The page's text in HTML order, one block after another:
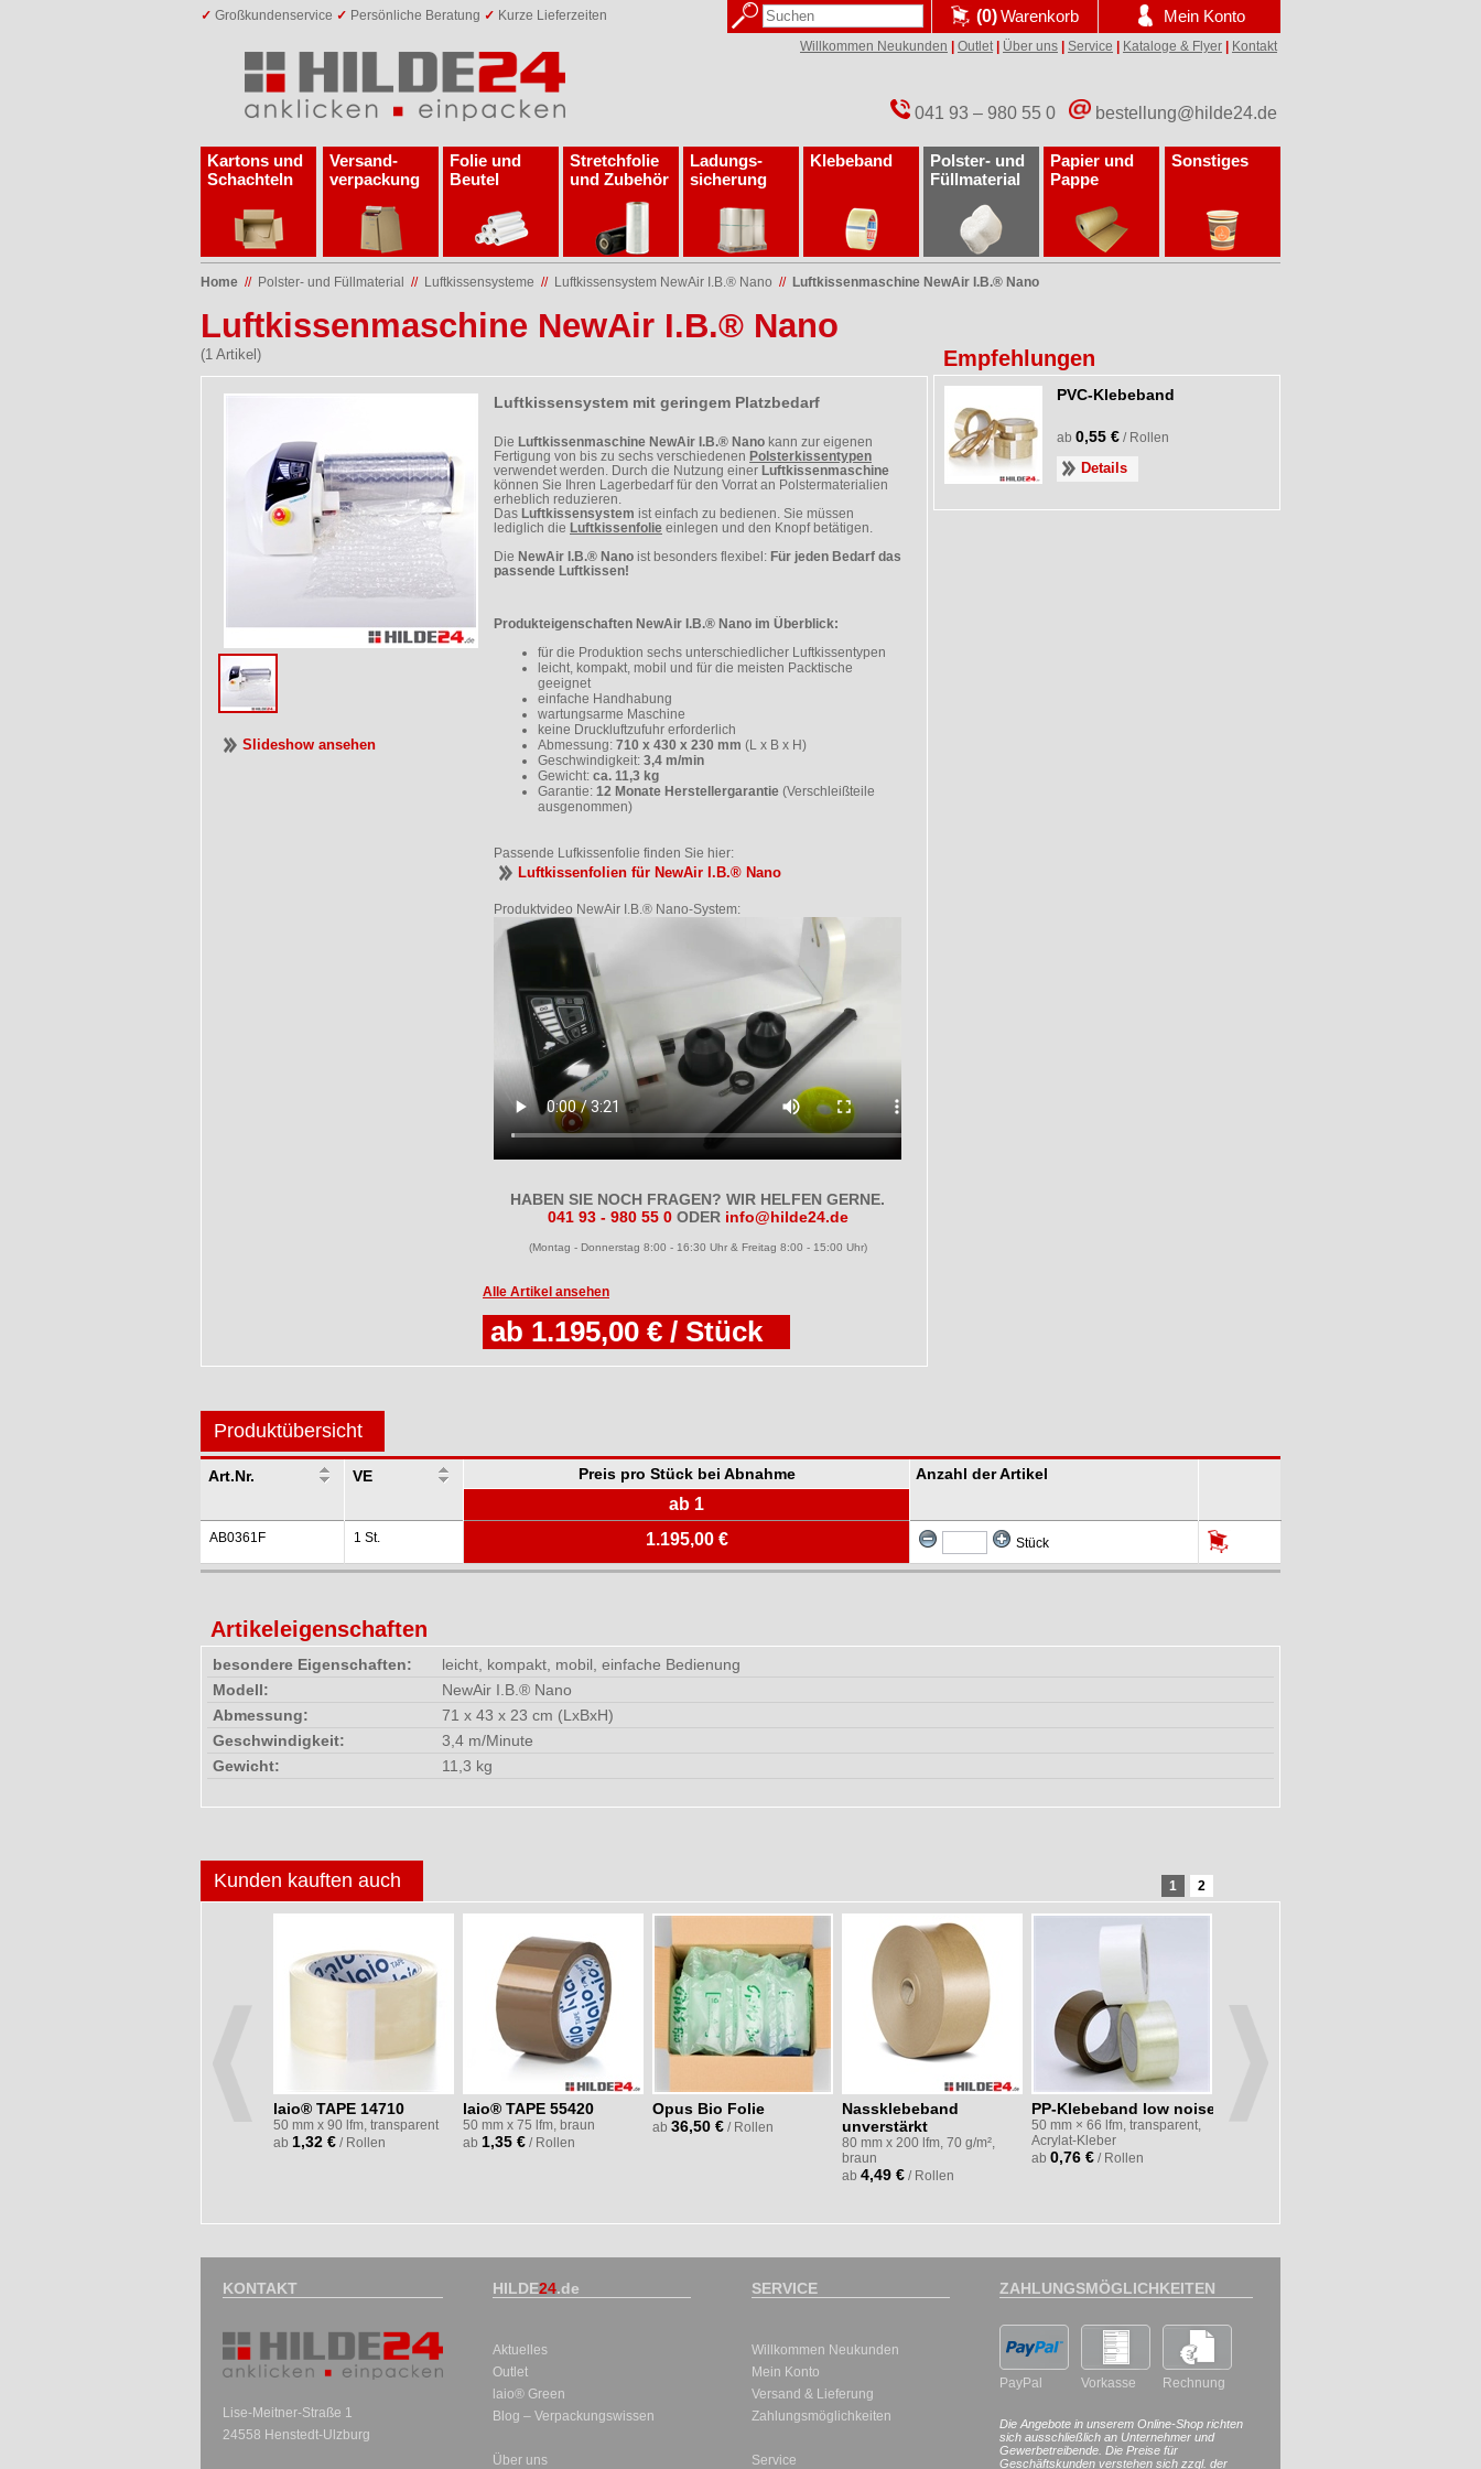
✓ Großkundenservice ✓ Persönliche Beratung ✓ Kurze Lieferzeiten
Willkommen Neukunden Outlet Über uns Service Kataloge & Flyer Kontakt
041 93 – 980 55 0 bestellung@hilde24.de
(0)Warenkorb Mein Konto
Kartons und
Schachteln
Versand­
verpackung
Folie und
Beutel
Stretchfolie
und Zubehör
Ladungs­
sicherung
Klebeband
Polster- und
Füllmaterial
Papier und
Pappe
Sonstiges
Home // Polster- und Füllmaterial // Luftkissensysteme // Luftkissensystem NewAir I.B.® Nano // Luftkissenmaschine NewAir I.B.® Nano
Luftkissenmaschine NewAir I.B.® Nano
(1 Artikel)
Slideshow ansehen
Luftkissensystem mit geringem Platzbedarf
Die Luftkissenmaschine NewAir I.B.® Nano kann zur eigenen
Fertigung von bis zu sechs verschiedenen Polsterkissentypen
verwendet werden. Durch die Nutzung einer Luftkissenmaschine
können Sie Ihren Lagerbedarf für den Vorrat an Polstermaterialien
erheblich reduzieren.
Das Luftkissensystem ist einfach zu bedienen. Sie müssen
lediglich die Luftkissenfolie einlegen und den Knopf betätigen.
Die NewAir I.B.® Nano ist besonders flexibel: Für jeden Bedarf das
passende Luftkissen!
Produkteigenschaften NewAir I.B.® Nano im Überblick:
für die Produktion sechs unterschiedlicher Luftkissentypen
leicht, kompakt, mobil und für die meisten Packtische
geeignet
einfache Handhabung
wartungsarme Maschine
keine Druckluftzufuhr erforderlich
Abmessung: 710 x 430 x 230 mm (L x B x H)
Geschwindigkeit: 3,4 m/min
Gewicht: ca. 11,3 kg
Garantie: 12 Monate Herstellergarantie (Verschleißteile
ausgenommen)
Passende Lufkissenfolie finden Sie hier:
Luftkissenfolien für NewAir I.B.® Nano
Produktvideo NewAir I.B.® Nano-System:
HABEN SIE NOCH FRAGEN? WIR HELFEN GERNE.
041 93 - 980 55 0 ODER info@hilde24.de
(Montag - Donnerstag 8:00 - 16:30 Uhr & Freitag 8:00 - 15:00 Uhr)
Alle Artikel ansehen
ab 1.195,00 € / Stück
Empfehlungen
PVC-Klebeband
ab 0,55 € / Rollen
Details
Produktübersicht
Art.Nr. VE Preis pro Stück bei Abnahme Anzahl der Artikel
ab 1
AB0361F 1 St. 1.195,00 € Stück
Artikeleigenschaften
besondere Eigenschaften:
leicht, kompakt, mobil, einfache Bedienung
Modell:
NewAir I.B.® Nano
Abmessung:
71 x 43 x 23 cm (LxBxH)
Geschwindigkeit:
3,4 m/Minute
Gewicht:
11,3 kg
Kunden kauften auch
laio® TAPE 14710
50 mm x 90 lfm, transparent
ab 1,32 € / Rollen
laio® TAPE 55420
50 mm x 75 lfm, braun
ab 1,35 € / Rollen
Opus Bio Folie
ab 36,50 € / Rollen
Nassklebeband
unverstärkt
80 mm x 200 lfm, 70 g/m²,
braun
ab 4,49 € / Rollen
PP-Klebeband low noise
50 mm × 66 lfm, transparent,
Acrylat-Kleber
ab 0,76 € / Rollen
1 2
KONTAKT
Lise-Meitner-Straße 1
24558 Henstedt-Ulzburg
HILDE24.de
Aktuelles
Outlet
laio® Green
Blog – Verpackungswissen
Über uns
SERVICE
Willkommen Neukunden
Mein Konto
Versand & Lieferung
Zahlungsmöglichkeiten
Service
ZAHLUNGSMÖGLICHKEITEN
PayPal Vorkasse Rechnung
Die Angebote in unserem Online-Shop richten
sich ausschließlich an Unternehmer und
Gewerbetreibende. Die Preise für
Geschäftskunden verstehen sich zzgl. der